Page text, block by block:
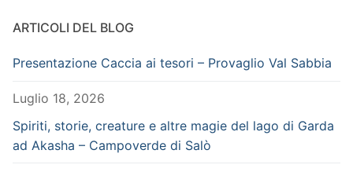
ARTICOLI DEL BLOG
Presentazione Caccia ai tesori – Provaglio Val Sabbia
Luglio 18, 2026
Spiriti, storie, creature e altre magie del lago di Garda
ad Akasha – Campoverde di Salò